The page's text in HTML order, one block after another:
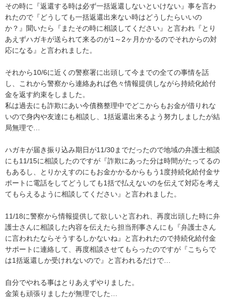
その時に『返還する時は必ず一括返還しないといけない』事を言わ
れたので『どうしても一括返還出来ない時はどうしたらいいの
か？』聞いたら『またその時に相談してください』と言われ『とり
あえずハガキが送られて来るのが1～2ヶ月かかるのでそれからの対
応になる』と言われました。
それから10/6に近くの警察署に出頭して今までの全ての事情を話
し、これから警察から連絡あれば色々情報提供しながら持続化給付
金を返す約束をしました。
私は過去にも詐欺にあい今債務整理中でどこからもお金が借りれな
いので身内や友達にも相談し、1括返還出来るよう努力しましたが結
局無理で…
ハガキが届き振り込み期日が11/30までだったので地域の弁護士相談
にも11/15に相談したのですが『詐欺にあった分は時間がたってるの
もあるし、とりかえすのにもお金かかるからもう1度持続化給付金サ
ポートに電話をしてどうしても1括で払えないのを伝えて対応を考え
てもらえるように相談してください』と言われました。
11/18に警察から情報提供して欲しいと言われ、再度出頭した時に弁
護士さんに相談した内容を伝えたら担当刑事さんにも『弁護士さん
に言われたならそうするしかないね』と言われたので持続化給付金
サポートに連絡して、再度相談させてもらったのですが『こちらで
は1括返還しか受けれないので』と言われるだけで…
自分でやれる事はとりあえずやりました。
金策も頑張りましたが無理でした…